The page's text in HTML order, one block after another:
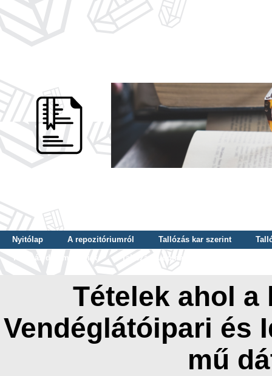
Nyitólap A repozitóriumról Tallózás kar szerint
Tallózás dátum szerint
Tallózás tudományterület szerint
Tételek ahol
Vendéglátóipari és
mű